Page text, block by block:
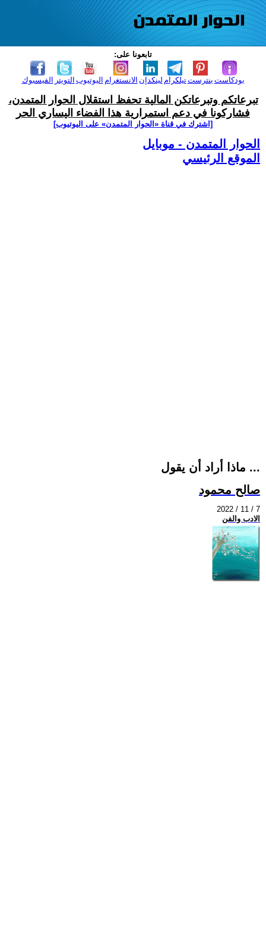
تابعونا على:
الفيسبوك التويتر اليوتيوب الانستغرام لينكدإن تيلكرامبنترست بودكاست
تبرعاتكم وتبرعاتكن المالية تحفظ استقلال الحوار المتمدن،
فشاركونا في دعم استمرارية هذا الفضاء اليساري الحر
[اشترك في قناة ‫«الحوار المتمدن» على اليوتيوب]
الحوار المتمدن - موبايل
الموقع الرئيسي
ماذا أراد أن يقول ...
صالح محمود
2022 / 11 / 7
الادب والفن